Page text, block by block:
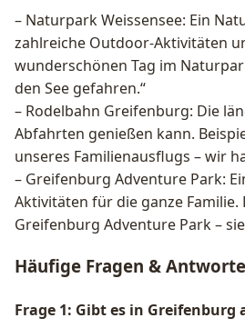
– Naturpark Weissensee: Ein
zahlreiche Outdoor-Aktivitäten
wunderschönen Tag im
den See gefahren.“
– Rodelbahn Greifenburg: Die
Abfahrten genießen kann.
unseres Familienausflugs – wir
– Greifenburg Adventure Park:
Aktivitäten für die ganze
Greifenburg Adventure Park –
Häufige Fragen &
Frage 1: Gibt es in